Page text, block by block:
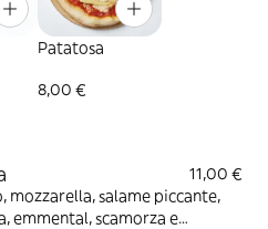
Patatosa
8,00 €
11,00 €
mozzarella, salame piccante,
emmental, scamorza e